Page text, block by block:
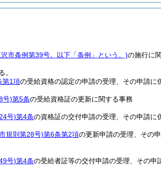
市条例第39号。以下「条例」という。)の施行に
。
第1項の受給資格の認定の申請の受理、その申請
号)第5条の受給資格証の更新に関する事務
号)第4条の資格証の交付申請の受理、その申請
規則第28号)第6条第2項の更新申請の受理、その
号)第4条の受給者証等の交付申請の受理、その